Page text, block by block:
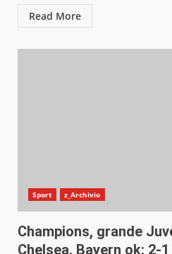
Read More
Sport z_Archivio
Champions, grande
Chelsea. Bayern ok: 2-